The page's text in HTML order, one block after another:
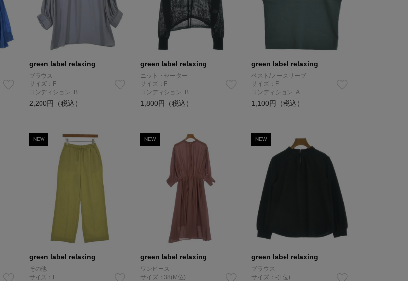
green label relaxing
ブラウス
サイズ：F
コンディション: B
2,200円（税込）
green label relaxing
ニット・セーター
サイズ：F
コンディション: B
1,800円（税込）
green label relaxing
ベスト/ノースリーブ
サイズ：F
コンディション: A
1,100円（税込）
NEW
green label relaxing
その他
サイズ：L
NEW
green label relaxing
ワンピース
サイズ：38(M位)
NEW
green label relaxing
ブラウス
サイズ：-(L位)